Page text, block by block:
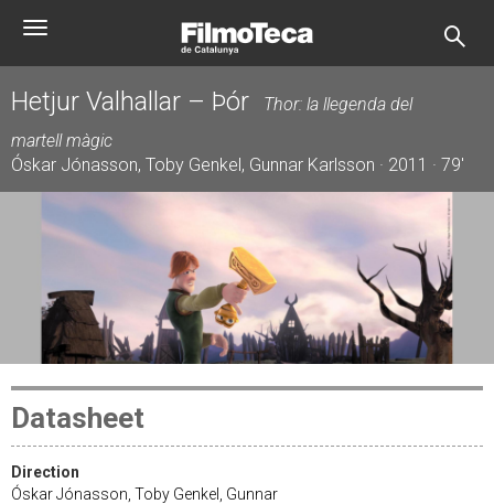
Toggle
Hetjur Valhallar – Þór
Thor: la llegenda del
martell màgic
Óskar Jónasson, Toby Genkel, Gunnar Karlsson · 2011 · 79'
Datasheet
Direction
Óskar Jónasson, Toby Genkel, Gunnar